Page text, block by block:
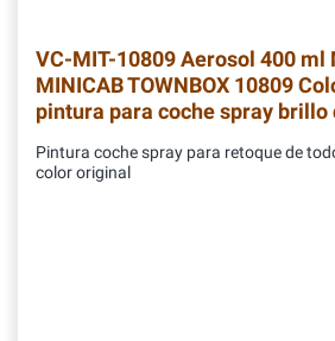
VC-MIT-10809Aerosol 400 ml
MINICAB TOWNBOX 10809
pintura para coche spray brillo
Pintura coche spray para retoque de
color original